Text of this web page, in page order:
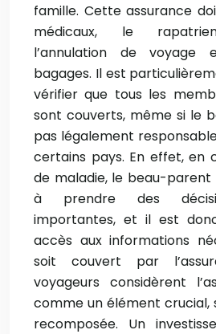
famille. Cette assurance
médicaux, le
l’annulation de
bagages. Il est
vérifier que tous les
sont couverts, même si le
pas légalement
certains pays. En effet, en
de maladie, le beau-
à prendre des
importantes, et il est
accès aux informations
soit couvert par
voyageurs considèrent
comme un élément crucial,
recomposée. Un